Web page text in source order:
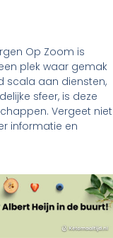
Op Zoom is
plek waar gemak
scala aan diensten,
sfeer, is deze
Vergeet niet
informatie en